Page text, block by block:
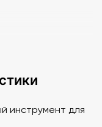
инструмент для